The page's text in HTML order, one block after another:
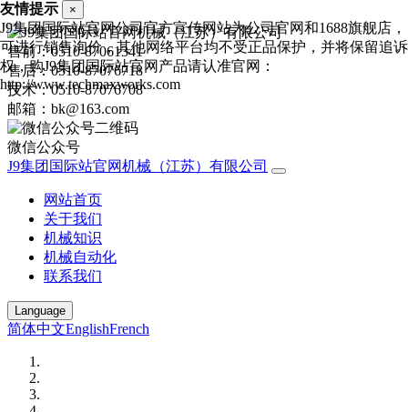
售前：0510-87061341
售后：0510-87076718
技术：0510-87076708
邮箱：bk@163.com
微信公众号
J9集团国际站官网机械（江苏）有限公司
网站首页
关于我们
机械知识
机械自动化
联系我们
Language
简体中文EnglishFrench
友情提示 ×
J9集团国际站官网公司官方宣传网站为公司官网和1688旗舰店，
可进行销售询价，其他网络平台均不受正品保护，并将保留追诉
权，购J9集团国际站官网产品请认准官网：
http://www.techmaxworks.com